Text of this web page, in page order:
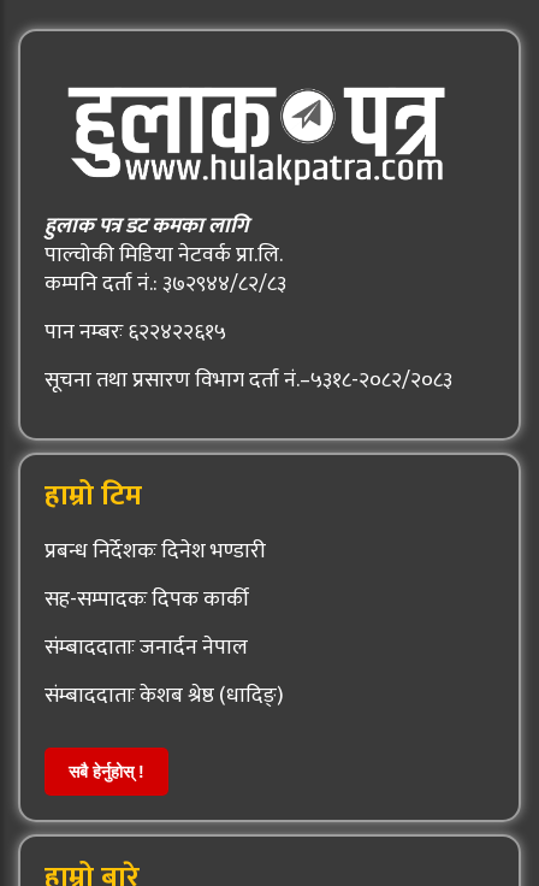
हुलाक पत्र डट कमका लागि
पाल्चोकी मिडिया नेटवर्क प्रा.लि.
कम्पनि दर्ता नं.: ३७२९४४/८२/८३
पान नम्बरः ६२२४२२६१५
सूचना तथा प्रसारण विभाग दर्ता नं.–५३१८-२०८२/२०८३
हाम्रो टिम
प्रबन्ध निर्देशकः दिनेश भण्डारी
सह-सम्पादकः दिपक कार्की
संम्बाददाताः जनार्दन नेपाल
संम्बाददाताः केशब श्रेष्ठ (धादिङ्)
सबै हेर्नुहोस् !